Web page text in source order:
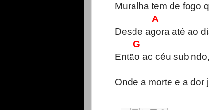
Muralha tem de fogo
A
Desde agora até ao
G
Então ao céu
Onde a morte e a dor